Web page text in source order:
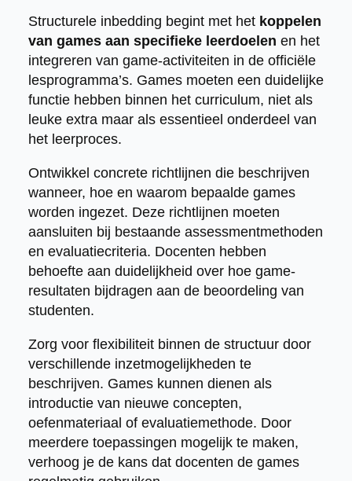
Structurele inbedding begint met het koppelen
van games aan specifieke leerdoelen en het
integreren van game-activiteiten in de officiële
lesprogramma’s. Games moeten een duidelijke
functie hebben binnen het curriculum, niet als
leuke extra maar als essentieel onderdeel van
het leerproces.
Ontwikkel concrete richtlijnen die beschrijven
wanneer, hoe en waarom bepaalde games
worden ingezet. Deze richtlijnen moeten
aansluiten bij bestaande assessmentmethoden
en evaluatiecriteria. Docenten hebben
behoefte aan duidelijkheid over hoe game-
resultaten bijdragen aan de beoordeling van
studenten.
Zorg voor flexibiliteit binnen de structuur door
verschillende inzetmogelijkheden te
beschrijven. Games kunnen dienen als
introductie van nieuwe concepten,
oefenmateriaal of evaluatiemethode. Door
meerdere toepassingen mogelijk te maken,
verhoog je de kans dat docenten de games